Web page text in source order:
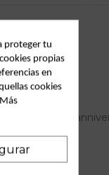
berlina 2.2 tid
proteger tu
propias
en
cookies